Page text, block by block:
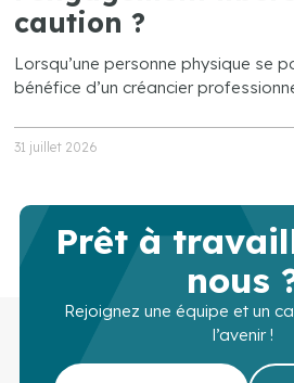
caution ?
Lorsqu’une personne physique se
bénéfice d’un créancier
31 juillet 2026
Prêt à
nous
Rejoignez une équipe et un
l’avenir !